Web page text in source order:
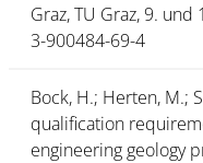
Graz, TU Graz, 9.
3-900484-69-4
Bock, H.; Herten, M.;
qualification
engineering geology